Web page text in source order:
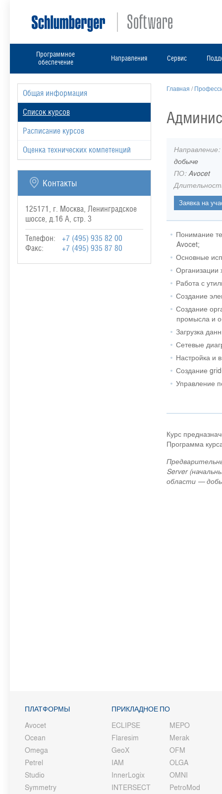
Программное
обеспечение
Направления Сервис
Общая информация
Список курсов
Расписание курсов
Оценка технических компетенций
Контакты
125171, г. Москва, Ленинградское
шоссе, д.16 А, стр. 3
Телефон:
+7 (495) 935 82 00
Факс:
+7 (495) 935 87 80
Главная /
Направление:
добыче
ПО:Avocet
Понимание
Avocet;
Основные
Организации
Работа с
Создание
Создание
промысла и
Загрузка
Сетевые
Настройка и
Создание
Управление
Курс
Программа
Server
области —
ПЛАТФОРМЫ
Avocet
Ocean
Omega
Petrel
Studio
Symmetry
ПРИКЛАДНОЕ ПО
ECLIPSE
Flaresim
GeoX
IAM
InnerLogix
INTERSECT
MEPO
Merak
OFM
OLGA
OMNI
PetroMod